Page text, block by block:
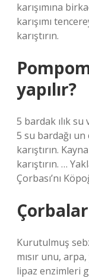
karışımına
karışımı
karıştırın.
yapılır?
5 bardak ılık su
5 su bardağı un
karıştırın.
karıştırın. …
Çorbası’nı
Kurutulmuş
mısır unu,
lipaz enzimleri